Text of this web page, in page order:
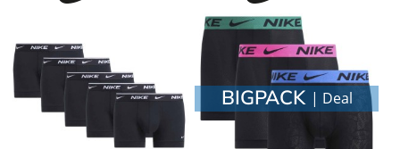
BIGPACK | Deal